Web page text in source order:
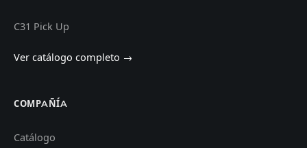
C31 Pick Up
Ver catálogo completo →
COMPAÑÍA
Catálogo